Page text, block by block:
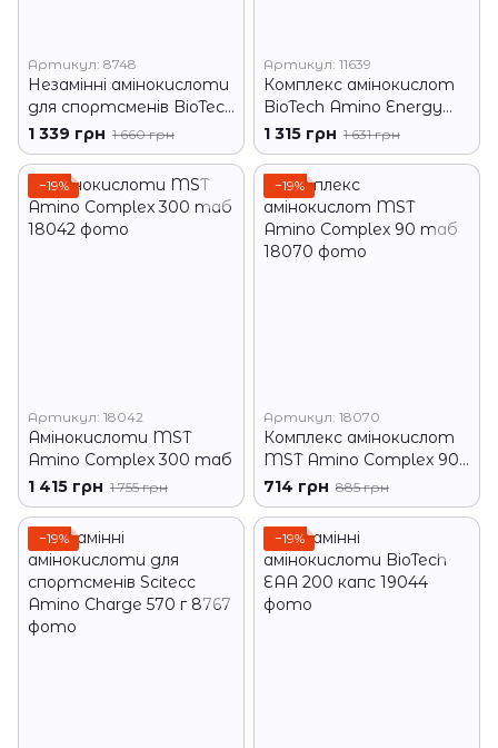
Артикул: 8748
Незамінні амінокислоти
для спортсменів BioTech
ЕАА ZERO 330 грам
1 339 грн 1 660 грн
Артикул: 11639
Комплекс амінокислот
BioTech Amino Energy
Zero 360 г лайм
1 315 грн 1 631 грн
−19%
Артикул: 18042
Амінокислоти MST
Amino Complex 300 таб
1 415 грн 1 755 грн
−19%
Артикул: 18070
Комплекс амінокислот
MST Amino Complex 90
таб
714 грн 885 грн
−19% −19%